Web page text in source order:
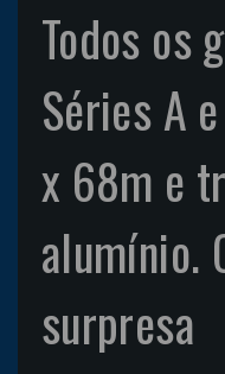
Todos os
Séries A
x 68m e
alumínio.
surpresa